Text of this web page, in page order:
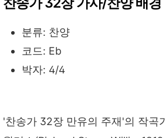
분류: 찬양
코드: Eb
박자: 4/4
'찬송가 32장 만유의 주재'의 작곡